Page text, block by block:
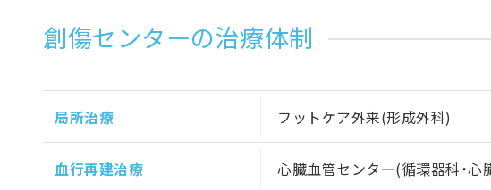
創傷センターの治療体制
局所治療 フットケア外来(形成外科)
血行再建治療 心臓血管センター(循環器科・心